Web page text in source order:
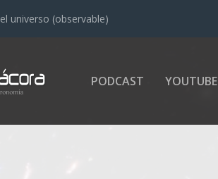
universo (observable)
PODCAST YOUTUBE